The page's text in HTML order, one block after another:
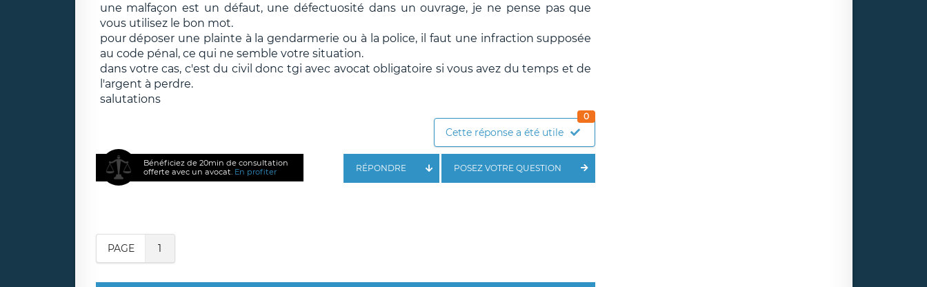
une malfaçon est un défaut, une défectuosité dans un ouvrage, je ne pense pas que
vous utilisez le bon mot.
pour déposer une plainte à la gendarmerie ou à la police, il faut une infraction supposée
au code pénal, ce qui ne semble votre situation.
dans votre cas, c'est du civil donc tgi avec avocat obligatoire si vous avez du temps et de
l'argent à perdre.
salutations
Cette réponse a été utile
0
Bénéficiez de 20min de consultation
offerte avec un avocat. En profiter POSEZ VOTRE QUESTION
RÉPONDRE
PAGE 1